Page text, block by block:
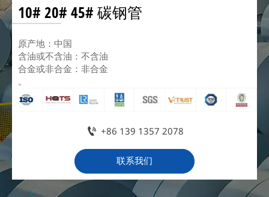
10# 20# 45# 碳钢管
原产地：中国
含油或不含油：不含油
合金或非合金：非合金
。
 +86 139 1357 2078
联系我们